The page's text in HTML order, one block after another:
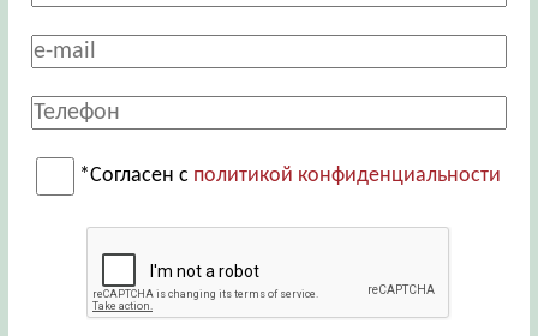
*Согласен с политикой конфиденциальности